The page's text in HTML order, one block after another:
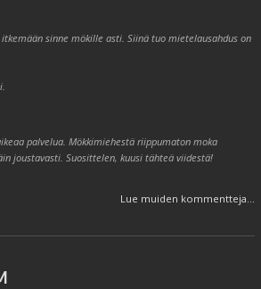
sinne mökille asti. Siinä tuo mietelausahdus on
palvelua. Mökkimiehestä riippumaton moka
joustavasti. Suosittelen, kuusi tähteä viidestä!
Lue muiden kommentteja...